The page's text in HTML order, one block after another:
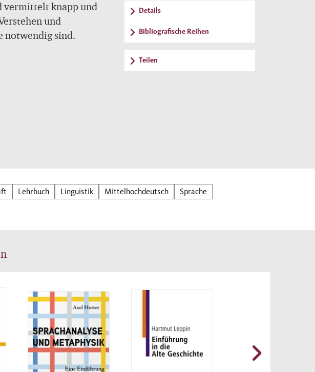
vermittelt knapp und
und
notwendig sind.
Details
Bibliografische Reihen
Teilen
Lehrbuch Linguistik Mittelhochdeutsch
Sprache